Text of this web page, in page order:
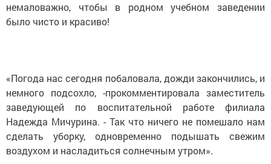
немаловажно, чтобы в родном учебном заведении
было чисто и красиво!
«Погода нас сегодня побаловала, дожди закончились, и
немного подсохло, -прокомментировала заместитель
заведующей по воспитательной работе филиала
Надежда Мичурина. - Так что ничего не помешало нам
сделать уборку, одновременно подышать свежим
воздухом и насладиться солнечным утром».